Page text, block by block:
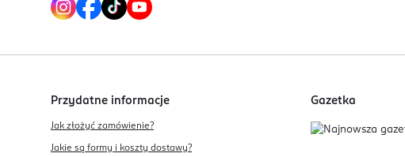
Przydatne informacje
Jak złożyć zamówienie?
Jakie są formy i koszty dostawy?
Gazetka